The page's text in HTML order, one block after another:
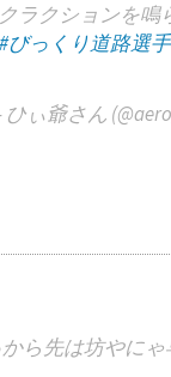
ラクションを鳴
#びっくり道路選
ぃ爺さん
ら先は坊やに